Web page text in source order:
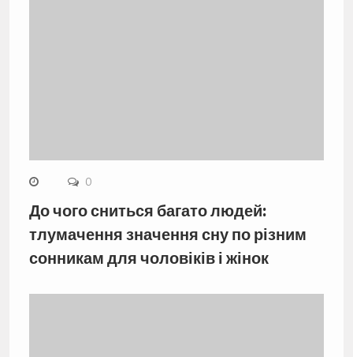
0
До чого сниться багато людей:
тлумачення значення сну по різним
сонникам для чоловіків і жінок